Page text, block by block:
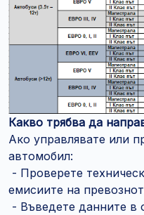
Какво трябва да
Ако управлявате или
автомобил:
- Проверете
емисиите на
- Въведете данните в